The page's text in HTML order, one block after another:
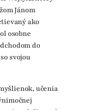
Jánom
ako
osobne
do
svojou
učenia